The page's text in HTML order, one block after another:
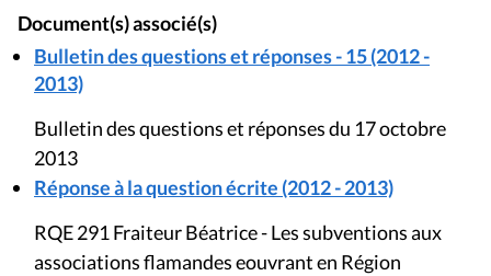
Document(s) associé(s)
Bulletin des questions et réponses - 15 (2012 -
2013)
Bulletin des questions et réponses du 17 octobre
2013
Réponse à la question écrite (2012 - 2013)
RQE 291 Fraiteur Béatrice - Les subventions aux
associations flamandes eouvrant en Région